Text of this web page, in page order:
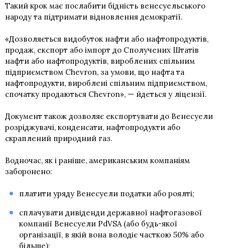
Такий крок має послабити бідність венесуельського
народу та підтримати відновлення демократії.
«Дозволяється видобуток нафти або нафтопродуктів,
продаж, експорт або імпорт до Сполучених Штатів
нафти або нафтопродуктів, вироблених спільним
підприємством Chevron, за умови, що нафта та
нафтопродукти, вироблені спільним підприємством,
спочатку продаються Chevron», — йдеться у ліцензії.
Документ також дозволяє експортувати до Венесуели
розріджувачі, конденсати, нафтопродукти або
скраплений природний газ.
Водночас, як і раніше, американським компаніям
заборонено:
платити уряду Венесуели податки або роялті;
сплачувати дивіденди державної нафтогазової
компанії Венесуели PdVSA (або будь-якої
організації, в якій вона володіє часткою 50% або
більше);